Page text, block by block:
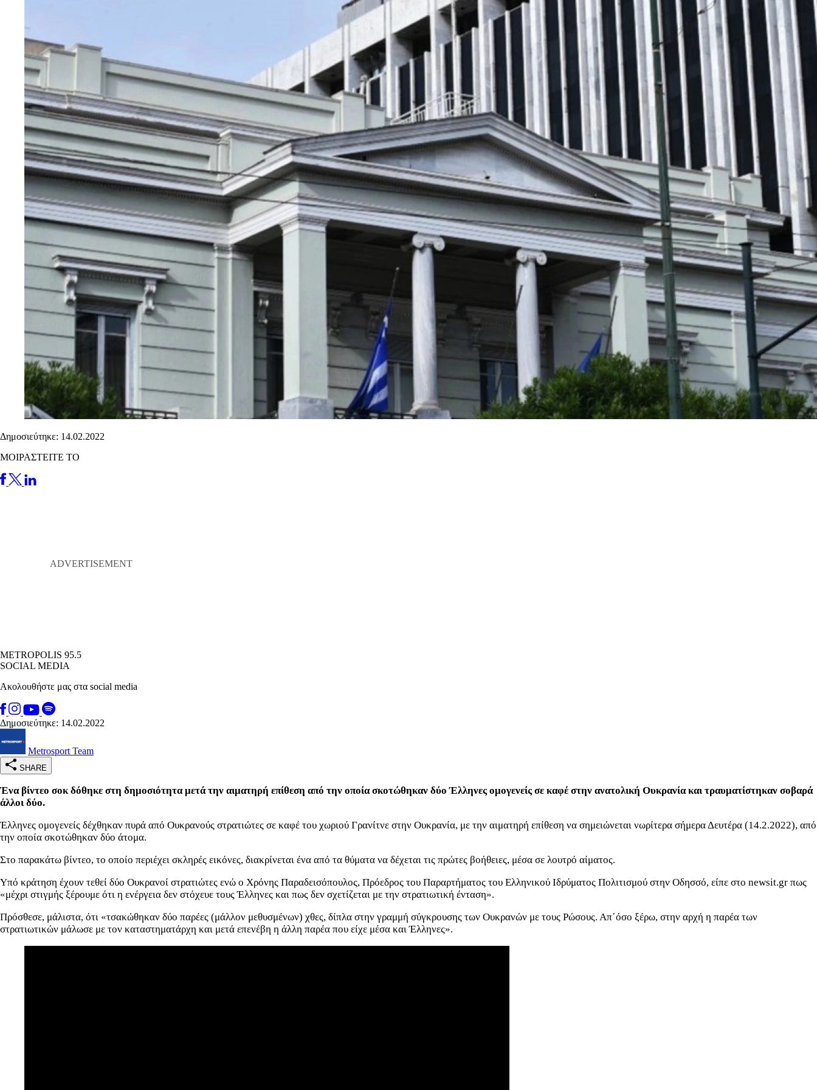
Δημοσιεύτηκε: 14.02.2022
ΜΟΙΡΑΣΤΕΙΤΕ ΤΟ
METROPOLIS 95.5
SOCIAL MEDIA
Ακολουθήστε μας στα social media
Δημοσιεύτηκε: 14.02.2022
Metrosport Team
SHARE
Ένα βίντεο σοκ δόθηκε στη δημοσιότητα μετά την αιματηρή επίθεση από την οποία σκοτώθηκαν δύο Έλληνες ομογενείς σε καφέ στην ανατολική Ουκρανία και τραυματίστηκαν σοβαρά
άλλοι δύο.
Έλληνες ομογενείς δέχθηκαν πυρά από Ουκρανούς στρατιώτες σε καφέ του χωριού Γρανίτνε στην Ουκρανία, με την αιματηρή επίθεση να σημειώνεται νωρίτερα σήμερα Δευτέρα (14.2.2022), από
την οποία σκοτώθηκαν δύο άτομα.
Στο παρακάτω βίντεο, το οποίο περιέχει σκληρές εικόνες, διακρίνεται ένα από τα θύματα να δέχεται τις πρώτες βοήθειες, μέσα σε λουτρό αίματος.
Υπό κράτηση έχουν τεθεί δύο Ουκρανοί στρατιώτες ενώ ο Χρόνης Παραδεισόπουλος, Πρόεδρος του Παραρτήματος του Ελληνικού Ιδρύματος Πολιτισμού στην Οδησσό, είπε στο newsit.gr πως
«μέχρι στιγμής ξέρουμε ότι η ενέργεια δεν στόχευε τους Έλληνες και πως δεν σχετίζεται με την στρατιωτική ένταση».
Πρόσθεσε, μάλιστα, ότι «τσακώθηκαν δύο παρέες (μάλλον μεθυσμένων) χθες, δίπλα στην γραμμή σύγκρουσης των Ουκρανών με τους Ρώσους. Απ΄όσο ξέρω, στην αρχή η παρέα των
στρατιωτικών μάλωσε με τον καταστηματάρχη και μετά επενέβη η άλλη παρέα που είχε μέσα και Έλληνες».